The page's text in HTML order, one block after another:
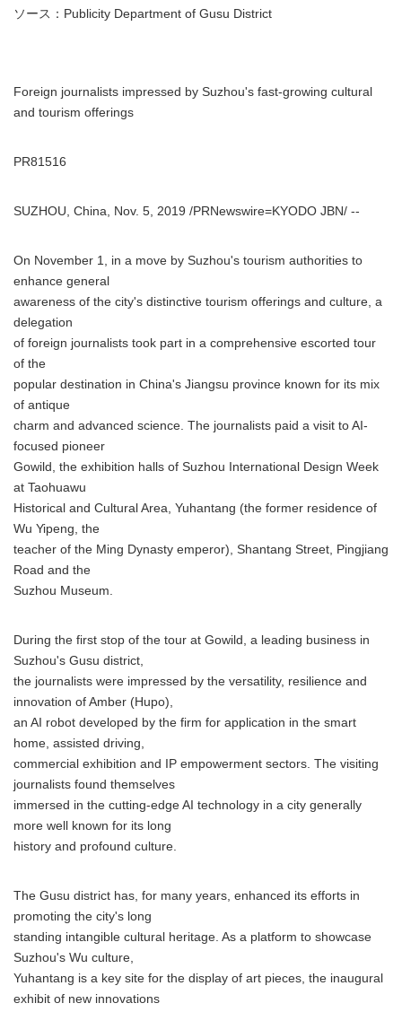
ソース：Publicity Department of Gusu District
Foreign journalists impressed by Suzhou's fast-growing cultural
and tourism offerings
PR81516
SUZHOU, China, Nov. 5, 2019 /PRNewswire=KYODO JBN/ --
On November 1, in a move by Suzhou's tourism authorities to
enhance general
awareness of the city's distinctive tourism offerings and culture, a
delegation
of foreign journalists took part in a comprehensive escorted tour
of the
popular destination in China's Jiangsu province known for its mix
of antique
charm and advanced science. The journalists paid a visit to AI-
focused pioneer
Gowild, the exhibition halls of Suzhou International Design Week
at Taohuawu
Historical and Cultural Area, Yuhantang (the former residence of
Wu Yipeng, the
teacher of the Ming Dynasty emperor), Shantang Street, Pingjiang
Road and the
Suzhou Museum.
During the first stop of the tour at Gowild, a leading business in
Suzhou's Gusu district,
the journalists were impressed by the versatility, resilience and
innovation of Amber (Hupo),
an AI robot developed by the firm for application in the smart
home, assisted driving,
commercial exhibition and IP empowerment sectors. The visiting
journalists found themselves
immersed in the cutting-edge AI technology in a city generally
more well known for its long
history and profound culture.
The Gusu district has, for many years, enhanced its efforts in
promoting the city's long
standing intangible cultural heritage. As a platform to showcase
Suzhou's Wu culture,
Yuhantang is a key site for the display of art pieces, the inaugural
exhibit of new innovations